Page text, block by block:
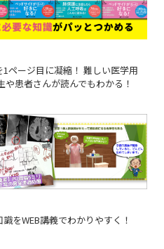
ページ目に凝縮！ 難しい医学用
患者さんが読んでもわかる！
をWEB講義でわかりやすく！